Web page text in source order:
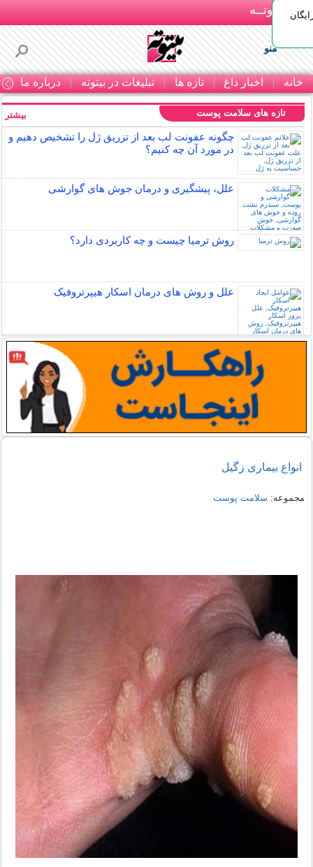
بـیتوتــه
منو
خانه اخبار داغ تازه ها تبلیغات در بیتوته درباره ما
تازه های سلامت پوست
چگونه عفونت لب بعد از تزریق ژل را تشخیص دهیم و
در مورد آن چه کنیم؟
علل، پیشگیری و درمان جوش های گوارشی
روش ترمیا چیست و چه کاربردی دارد؟
علل و روش های درمان اسکار هیپرتروفیک
بیشتر
انواع بیماری زگیل
مجموعه: سلامت پوست